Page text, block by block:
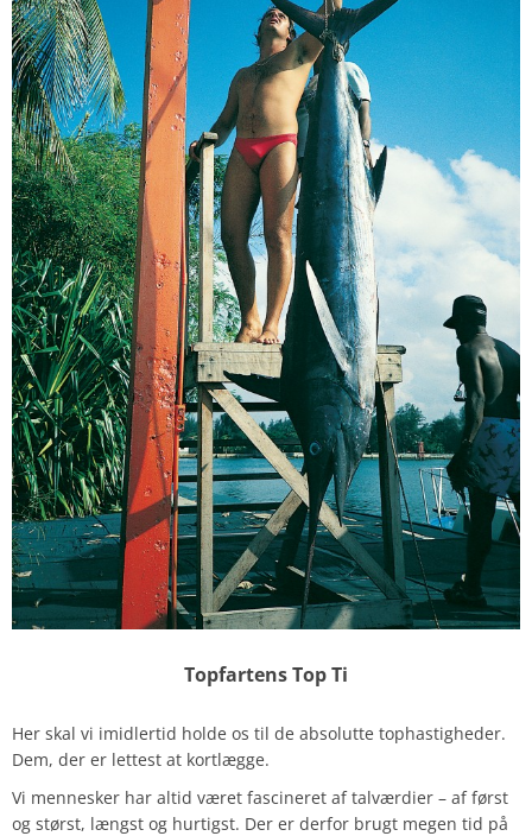
Topfartens Top Ti
Her skal vi imidlertid holde os til de absolutte tophastigheder.
Dem, der er lettest at kortlægge.
Vi mennesker har altid været fascineret af talværdier – af først
og størst, længst og hurtigst. Der er derfor brugt megen tid på